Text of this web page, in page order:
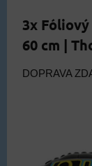
3x
60 cm |
DOPRAVA